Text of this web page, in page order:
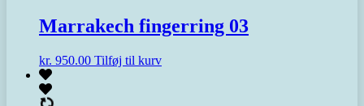
Marrakech fingerring 03
kr. 950.00 Tilføj til kurv